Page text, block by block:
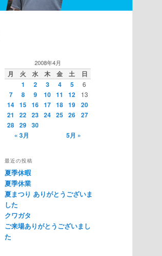
2008年4月
月 火 水 木 金 土
日
1
2 3 4 5 6
7 8 9 10 11 12 13
14 15 16 17 18 19
20
21
22 23 24 25 26
27
28 29 30
« 3月
5月 »
最近の投稿
夏季休暇
夏季休業
夏まつり ありがとうございま
した
クワガタ
ご来場ありがとうございまし
た